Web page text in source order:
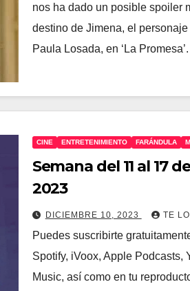
nos ha dado un posible spoiler
destino de Jimena, el
Paula Losada, en ‘La
CINE ENTRETENIMIENTO FARÁNDULA
Semana del 11 al 17
2023
DICIEMBRE 10, 2023 TE
Puedes suscribirte
Spotify, iVoox, Apple Podcasts,
Music, así como en tu